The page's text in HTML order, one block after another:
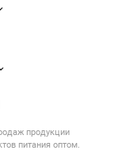
продукции
питания оптом.
данных